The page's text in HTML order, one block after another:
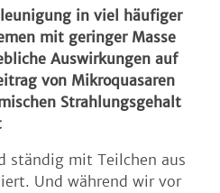
in viel häufiger
mit geringer Masse
Auswirkungen auf
von Mikroquasaren
Strahlungsgehalt
ständig mit Teilchen aus
Und während wir vor